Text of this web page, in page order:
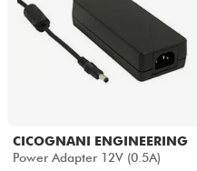
Micros & HF
CICOGNANI ENGINEERING
Power Adapter 12V (0.5A)